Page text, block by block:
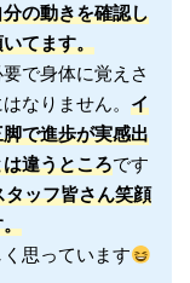
の動きを確認し
てます。
で身体に覚えさ
なりません。 イ
で進歩が実感出
違うところです
ッフ皆さん笑顔
思っています